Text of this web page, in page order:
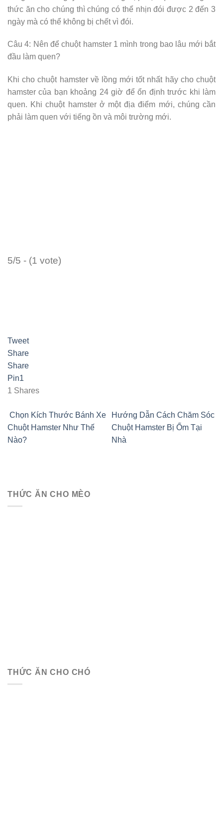
thức ăn cho chúng thì chúng có thể nhịn đói được 2 đến 3
ngày mà có thể không bị chết vì đói.
Câu 4: Nên để chuột hamster 1 mình trong bao lâu mới bắt
đầu làm quen?
Khi cho chuột hamster về lồng mới tốt nhất hãy cho chuột
hamster của bạn khoảng 24 giờ để ổn định trước khi làm
quen. Khi chuột hamster ở một địa điểm mới, chúng cần
phải làm quen với tiếng ồn và môi trường mới.
5/5 - (1 vote)
Tweet
Share
Share
Pin1
1 Shares
Chọn Kích Thước Bánh Xe
Chuột Hamster Như Thế
Nào?
Hướng Dẫn Cách Chăm Sóc
Chuột Hamster Bị Ốm Tại
Nhà
THỨC ĂN CHO MÈO
THỨC ĂN CHO CHÓ